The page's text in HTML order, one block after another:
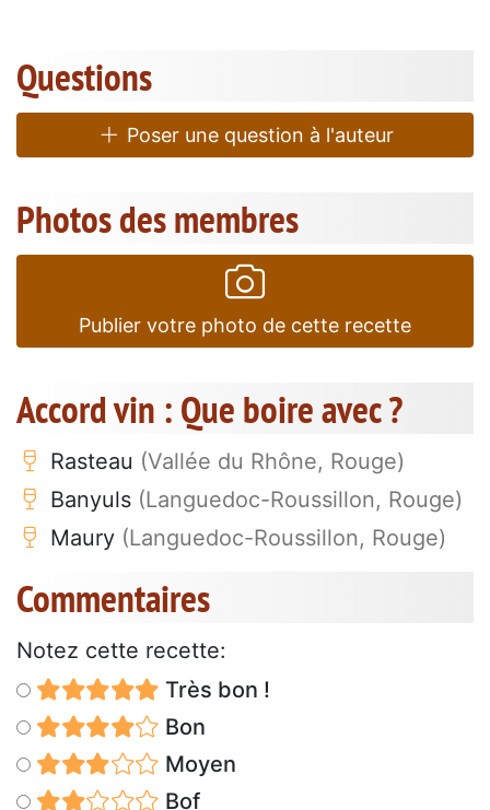
Questions
Poser une question à l'auteur
Photos des membres
Publier votre photo de cette recette
Accord vin : Que boire avec ?
Rasteau (Vallée du Rhône, Rouge)
Banyuls (Languedoc-Roussillon, Rouge)
Maury (Languedoc-Roussillon, Rouge)
Commentaires
Notez cette recette:
Très bon !
Bon
Moyen
Bof